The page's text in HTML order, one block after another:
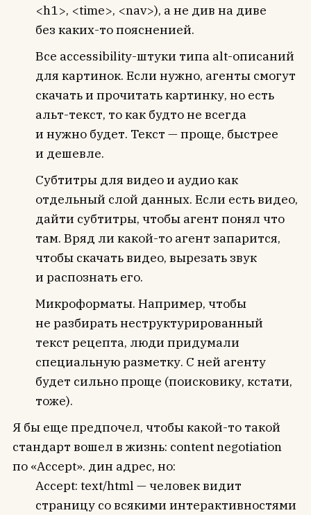
<h1>, <time>, <nav>), а не див на диве
без каких-то поясненией.
Все accessibility-штуки типа alt-описаний
для картинок. Если нужно, агенты смогут
скачать и прочитать картинку, но есть
альт-текст, то как будто не всегда
и нужно будет. Текст — проще, быстрее
и дешевле.
Субтитры для видео и аудио как
отдельный слой данных. Если есть видео,
дайти субтитры, чтобы агент понял что
там. Вряд ли какой-то агент запарится,
чтобы скачать видео, вырезать звук
и распознать его.
Микроформаты. Например, чтобы
не разбирать неструктурированный
текст рецепта, люди придумали
специальную разметку. С ней агенту
будет сильно проще (поисковику, кстати,
тоже).
Я бы еще предпочел, чтобы какой-то такой
стандарт вошел в жизнь: content negotiation
по «Accept». дин адрес, но:
Accept: text/html — человек видит
страницу со всякими интерактивностями